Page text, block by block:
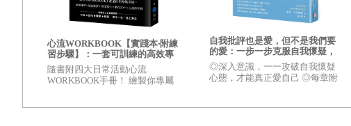
典名句「站在高跟鞋上可以看到全世界。」下，依然賣得奇好無比。
很多女人即使買來後身上口袋空空，也願意傾囊以購。穿上了它，
很多年輕女孩子，肩上揹著LV或是CHANEL的包包，不管是水桶
心流WORKBOOK【實踐本‧附練
習步驟】：一套可訓練的高效專
注系統
隨書附四大日常活動心流
WORKBOOK手冊！ 繪製你專屬
自我批評也是愛，但不是我們要
的愛：一步一步克服自我懷疑，
接納你就是你的美好和信心
◎深入意識，一一攻破自我懷疑
心態，才能真正愛自己 ◎每章附